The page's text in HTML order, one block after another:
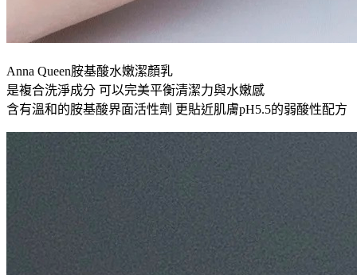
Anna Queen胺基酸水嫩潔顏乳
是複合洗淨成分 可以完美平衡清潔力與水嫩感
含有溫和的胺基酸界面活性劑 更貼近肌膚pH5.5的弱酸性配方